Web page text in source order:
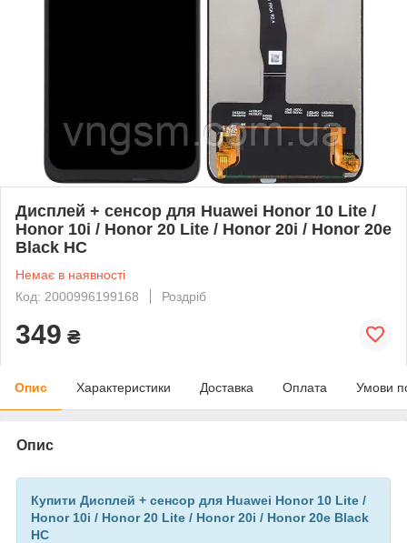
Дисплей + сенсор для Huawei Honor 10 Lite /
Honor 10i / Honor 20 Lite / Honor 20i / Honor 20e
Black HC
Немає в наявності
Код: 2000996199168
Роздріб
349 ₴
Опис Характеристики Доставка Оплата Умови
Опис
Купити Дисплей + сенсор для Huawei Honor 10 Lite /
Honor 10i / Honor 20 Lite / Honor 20i / Honor 20e Black
HC